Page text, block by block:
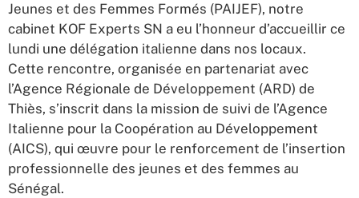
Jeunes et des Femmes Formés (PAIJEF), notre
cabinet KOF Experts SN a eu l’honneur d’accueillir ce
lundi une délégation italienne dans nos locaux.
Cette rencontre, organisée en partenariat avec
l’Agence Régionale de Développement (ARD) de
Thiès, s’inscrit dans la mission de suivi de l’Agence
Italienne pour la Coopération au Développement
(AICS), qui œuvre pour le renforcement de l’insertion
professionnelle des jeunes et des femmes au
Sénégal.